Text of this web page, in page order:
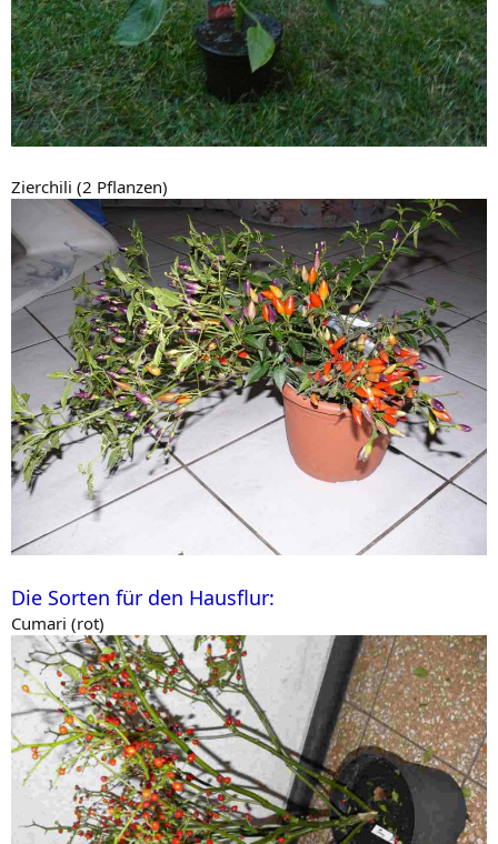
Zierchili (2 Pflanzen)
Die Sorten für den Hausflur:
Cumari (rot)